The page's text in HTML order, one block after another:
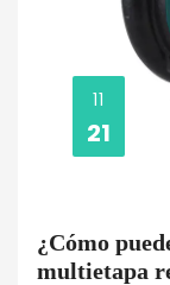
11
21
¿Cómo
multietapa